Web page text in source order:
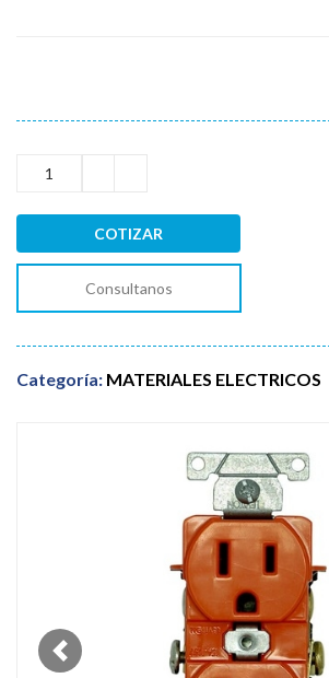
Previous
COTIZAR
Consultanos
Categoría: MATERIALES ELECTRICOS